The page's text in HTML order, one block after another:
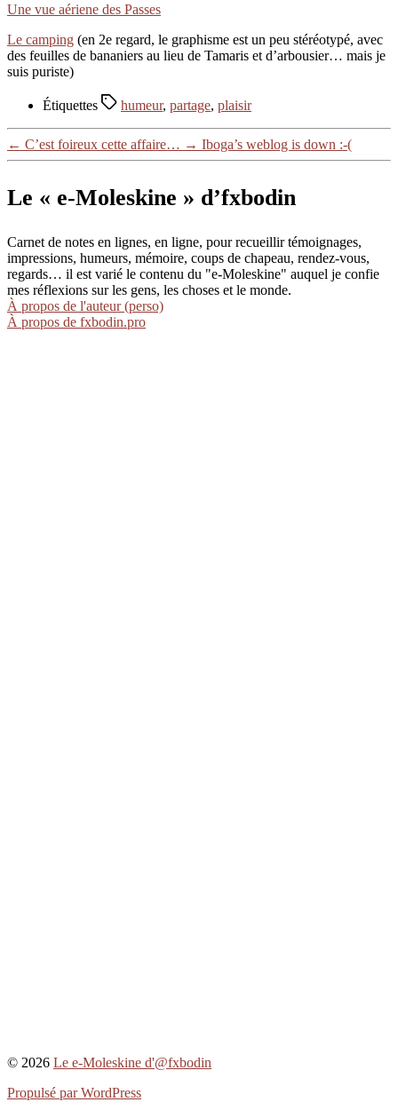
Une vue aériene des Passes
Le camping (en 2e regard, le graphisme est un peu stéréotypé, avec
des feuilles de bananiers au lieu de Tamaris et d’arbousier… mais je
suis puriste)
Étiquettes humeur, partage, plaisir
← C’est foireux cette affaire… → Iboga’s weblog is down :-(
Le « e-Moleskine » d’fxbodin
Carnet de notes en lignes, en ligne, pour recueillir témoignages,
impressions, humeurs, mémoire, coups de chapeau, rendez-vous,
regards… il est varié le contenu du "e-Moleskine" auquel je confie
mes réflexions sur les gens, les choses et le monde.
À propos de l'auteur (perso)
À propos de fxbodin.pro
© 2026 Le e-Moleskine d'@fxbodin
Propulsé par WordPress